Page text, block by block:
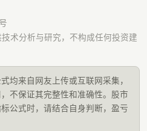
术分析与研究，不构成任何投资建
均来自网友上传或互联网采集，
不保证其完整性和准确性。股市
公式时，请结合自身判断，盈亏